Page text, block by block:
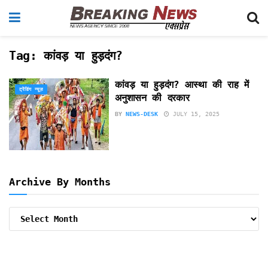
Tag:कांवड़ या हुड़दंग?
ट्रेंडिंग न्यूज़
कांवड़ या हुड़दंग? आस्था की राह में
अनुशासन की दरकार
BY NEWS-DESK JULY 15, 2025
Archive By Months